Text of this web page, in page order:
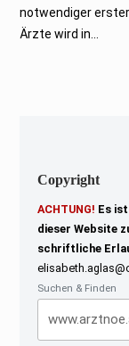
t
e
notwendiger
Ärzte wird in...
Copyright
ACHTUNG! Es
dieser Website
schriftliche
Suchen & Finden